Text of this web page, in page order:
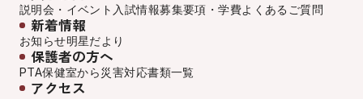
説明会・イベント 入試情報募集要項・学費よくあるご質問
新着情報
お知らせ明星だより
保護者の方へ
PTA保健室から災害対応書類一覧
アクセス